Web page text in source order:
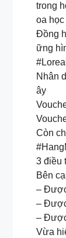
trong
oa
Đồng
ững
Nhân
ây
Còn
3 điều
Bên
–
–
–
Vừa